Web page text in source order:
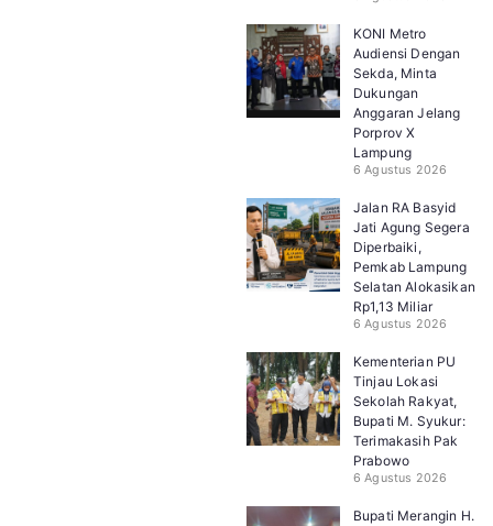
KONI Metro
Audiensi Dengan
Sekda, Minta
Dukungan
Anggaran Jelang
Porprov X
Lampung
6 Agustus 2026
Jalan RA Basyid
Jati Agung Segera
Diperbaiki,
Pemkab Lampung
Selatan Alokasikan
Rp1,13 Miliar
6 Agustus 2026
Kementerian PU
Tinjau Lokasi
Sekolah Rakyat,
Bupati M. Syukur:
Terimakasih Pak
Prabowo
6 Agustus 2026
Bupati Merangin H.